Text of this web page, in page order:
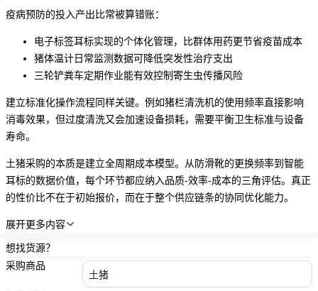
疫病预防的投入产出比常被算错账：
电子标签耳标实现的个体化管理，比群体用药更节省疫苗成本
猪体温计日常监测数据可降低突发性治疗支出
三轮铲粪车定期作业能有效控制寄生虫传播风险
建立标准化操作流程同样关键。例如猪栏清洗机的使用频率直接影响
消毒效果，但过度清洗又会加速设备损耗，需要平衡卫生标准与设备
寿命。
土猪采购的本质是建立全周期成本模型。从防滑靴的更换频率到智能
耳标的数据价值，每个环节都应纳入品质-效率-成本的三角评估。真正
的性价比不在于初始报价，而在于整个供应链条的协同优化能力。
展开更多内容
想找货源？
采购商品